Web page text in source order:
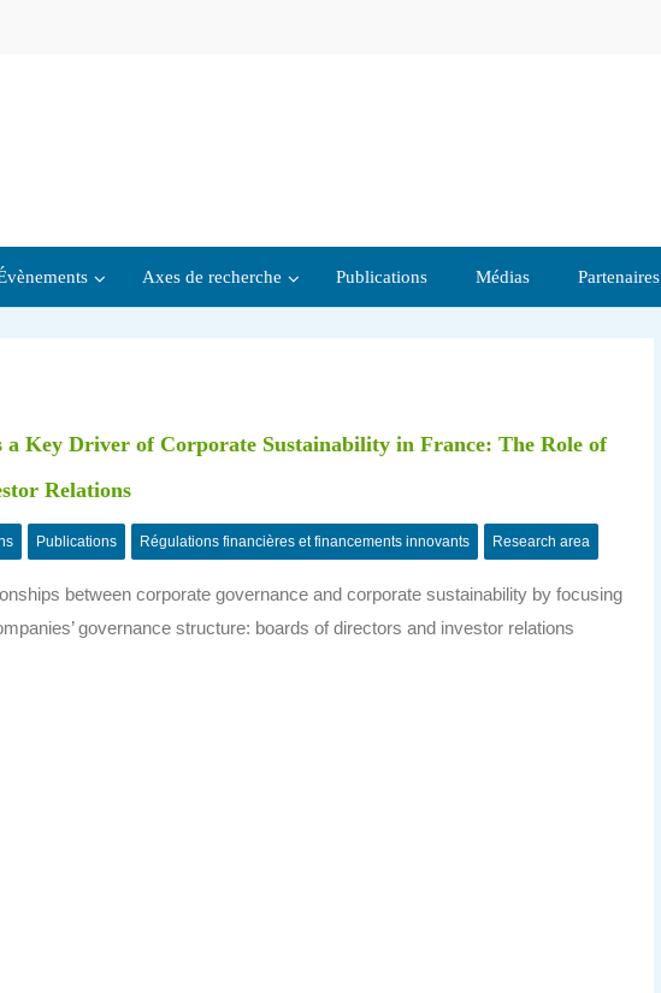
Axes de recherche Publications Médias Partenaires
a Key Driver of Corporate Sustainability in France: The Role of
Relations
Publications Régulations financières et financements innovants Research area
between corporate governance and corporate sustainability by focusing
governance structure: boards of directors and investor relations